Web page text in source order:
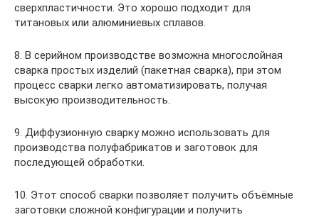
сверхпластичности. Это хорошо подходит для
титановых или алюминиевых сплавов.
8. В серийном производстве возможна многослойная
сварка простых изделий (пакетная сварка), при этом
процесс сварки легко автоматизировать, получая
высокую производительность.
9. Диффузионную сварку можно использовать для
производства полуфабрикатов и заготовок для
последующей обработки.
10. Этот способ сварки позволяет получить объёмные
заготовки сложной конфигурации и получить